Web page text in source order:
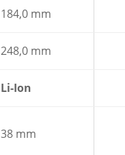
184,0 mm
248,0 mm
Li-Ion
38 mm